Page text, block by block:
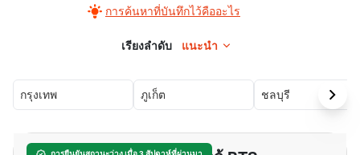
การค้นหาที่บันทึกไว้คืออะไร
เรียงลำดับ แนะนำ
กรุงเทพ ภูเก็ต ชลบุรี